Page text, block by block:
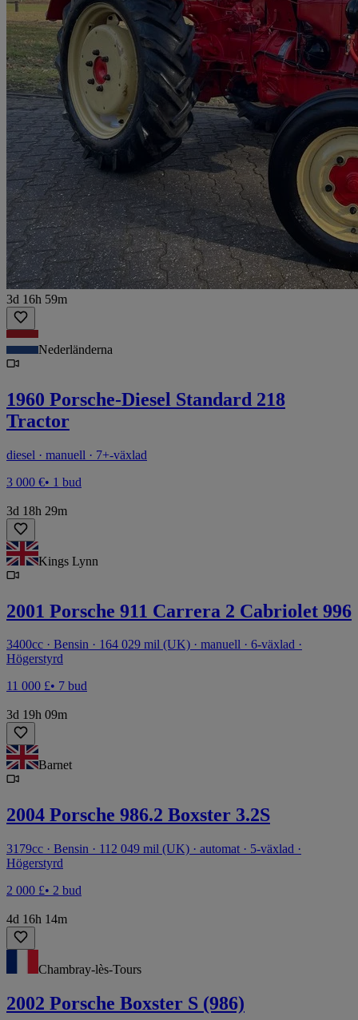
3d 16h 59m
Nederländerna
1960 Porsche-Diesel Standard 218
Tractor
diesel · manuell · 7+-växlad
3 000 €• 1 bud
3d 18h 29m
Kings Lynn
2001 Porsche 911 Carrera 2 Cabriolet 996
3400cc · Bensin · 164 029 mil (UK) · manuell · 6-växlad ·
Högerstyrd
11 000 £• 7 bud
3d 19h 09m
Barnet
2004 Porsche 986.2 Boxster 3.2S
3179cc · Bensin · 112 049 mil (UK) · automat · 5-växlad ·
Högerstyrd
2 000 £• 2 bud
4d 16h 14m
Chambray-lès-Tours
2002 Porsche Boxster S (986)